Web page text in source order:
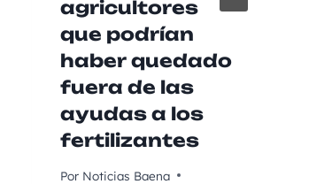
agricultores
que podrían
haber quedado
fuera de las
ayudas a los
fertilizantes
Por Noticias Baena